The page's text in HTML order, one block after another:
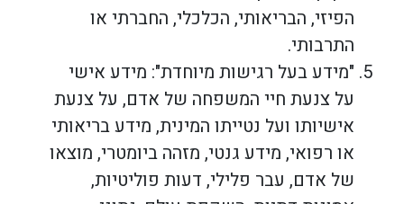
הפיזי, הבריאותי, הכלכלי, החברתי או
התרבותי.
"מידע בעל רגישות מיוחדת": מידע אישי
על צנעת חיי המשפחה של אדם, על צנעת
אישיותו ועל נטייתו המינית, מידע בריאותי
או רפואי, מידע גנטי, מזהה ביומטרי, מוצאו
של אדם, עבר פלילי, דעות פוליטיות,